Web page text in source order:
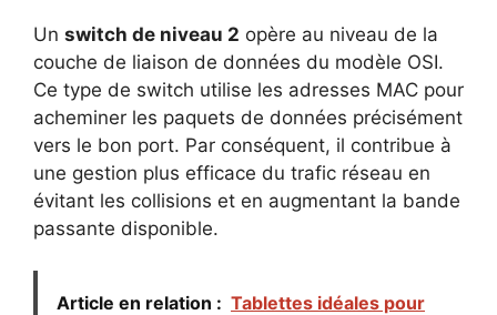
Un switch de niveau 2 opère au niveau de la
couche de liaison de données du modèle OSI.
Ce type de switch utilise les adresses MAC pour
acheminer les paquets de données précisément
vers le bon port. Par conséquent, il contribue à
une gestion plus efficace du trafic réseau en
évitant les collisions et en augmentant la bande
passante disponible.
Article en relation : Tablettes idéales pour